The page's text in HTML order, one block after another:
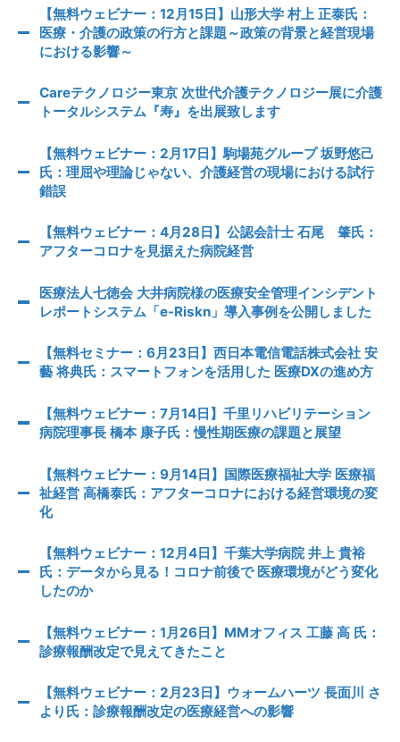
【無料ウェビナー：12月15日】山形大学 村上 正泰氏：
医療・介護の政策の行方と課題～政策の背景と経営現場
における影響～
Careテクノロジー東京 次世代介護テクノロジー展に介護
トータルシステム『寿』を出展致します
【無料ウェビナー：2月17日】駒場苑グループ 坂野悠己
氏：理屈や理論じゃない、介護経営の現場における試行
錯誤
【無料ウェビナー：4月28日】公認会計士 石尾 肇氏：
アフターコロナを見据えた病院経営
医療法人七徳会 大井病院様の医療安全管理インシデント
レポートシステム「e-Riskn」導入事例を公開しました
【無料セミナー：6月23日】西日本電信電話株式会社 安
藝 将典氏：スマートフォンを活用した 医療DXの進め方
【無料ウェビナー：7月14日】千里リハビリテーション
病院理事長 橋本 康子氏：慢性期医療の課題と展望
【無料ウェビナー：9月14日】国際医療福祉大学 医療福
祉経営 高橋泰氏：アフターコロナにおける経営環境の変
化
【無料ウェビナー：12月4日】千葉大学病院 井上 貴裕
氏：データから見る！コロナ前後で 医療環境がどう変化
したのか
【無料ウェビナー：1月26日】MMオフィス 工藤 高 氏：
診療報酬改定で見えてきたこと
【無料ウェビナー：2月23日】ウォームハーツ 長面川 さ
より氏：診療報酬改定の医療経営への影響